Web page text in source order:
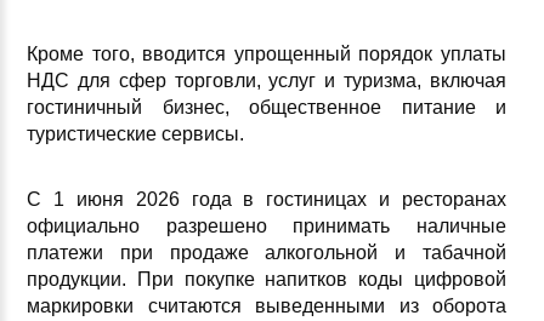
Кроме того, вводится упрощенный порядок уплаты
НДС для сфер торговли, услуг и туризма, включая
гостиничный бизнес, общественное питание и
туристические сервисы.
С 1 июня 2026 года в гостиницах и ресторанах
официально разрешено принимать наличные
платежи при продаже алкогольной и табачной
продукции. При покупке напитков коды цифровой
маркировки считаются выведенными из оборота